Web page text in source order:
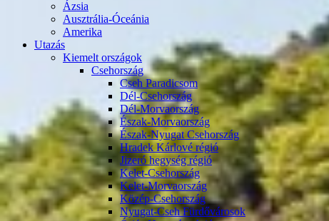
Ázsia
Ausztrália-Óceánia
Amerika
Utazás
Kiemelt országok
Csehország
Cseh Paradicsom
Dél-Csehország
Dél-Morvaország
Észak-Morvaország
Észak-Nyugat Csehország
Hradek Kárlové régió
Jizeró hegység régió
Kelet-Csehország
Kelet-Morvaország
Közép-Csehország
Nyugat-Cseh Fürdővárosok